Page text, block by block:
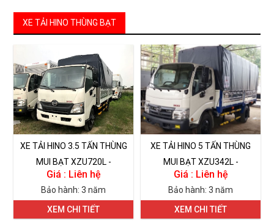
XE TẢI HINO THÙNG BẠT
XE TẢI HINO 3.5 TẤN THÙNG
MUI BẠT XZU720L -
XZU352L
Giá : Liên hệ
Bảo hành: 3 năm
XEM CHI TIẾT
XE TẢI HINO 5 TẤN THÙNG
MUI BẠT XZU342L -
XZU730L
Giá : Liên hệ
Bảo hành: 3 năm
XEM CHI TIẾT